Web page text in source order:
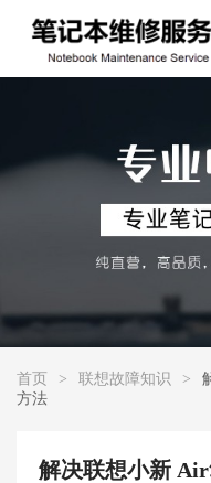
首页 > 联想故障知识 >
方法
解决联想小新